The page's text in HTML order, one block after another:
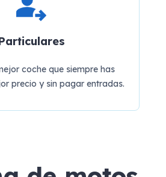
coche que siempre has
precio y sin pagar entradas.